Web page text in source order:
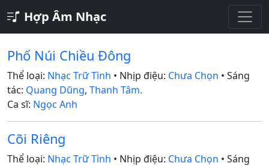
Hợp Âm Nhạc
Phố Núi Chiều Đông
Thể loại: Nhạc Trữ Tình • Nhịp điệu: Chưa Chọn • Sáng
tác: Quang Dũng, Thanh Tâm.
Ca sĩ: Ngọc Anh
Cõi Riêng
Thể loại: Nhạc Trữ Tình • Nhịp điệu: Chưa Chọn • Sáng